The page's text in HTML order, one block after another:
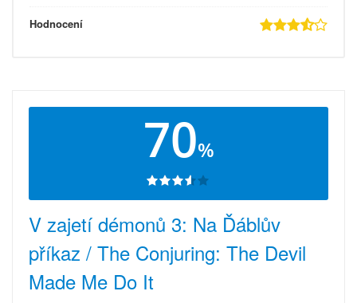
Hodnocení
70%
V zajetí démonů 3: Na Ďáblův
příkaz / The Conjuring: The Devil
Made Me Do It